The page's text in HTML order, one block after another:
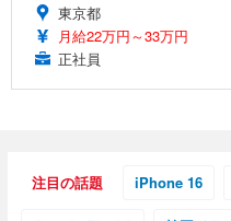
東京都
月給22万円～33万円
正社員
注目の話題 iPhone 16